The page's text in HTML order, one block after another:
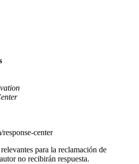
center
para la reclamación de
no recibirán respuesta.